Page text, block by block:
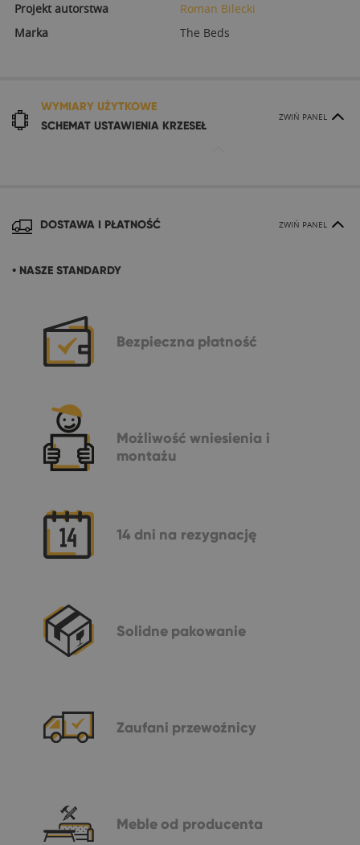
Projekt autorstwa
Roman Bilecki
Marka
The Beds
WYMIARY UŻYTKOWE
SCHEMAT USTAWIENIA KRZESEŁ
ZWIŃ PANEL
DOSTAWA I PŁATNOŚĆ ZWIŃ PANEL
• NASZE STANDARDY
Bezpieczna płatność
Możliwość wniesienia i
montażu
14 dni na rezygnację
Solidne pakowanie
Zaufani przewoźnicy
Meble od producenta